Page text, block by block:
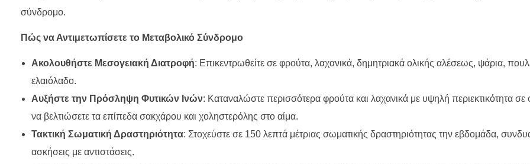
σύνδρομο.
Πώς να Αντιμετωπίσετε το Μεταβολικό Σύνδρομο
Ακολουθήστε Μεσογειακή Διατροφή: Επικεντρωθείτε σε φρούτα, λαχανικά, δημητριακά ολικής αλέσεως, ψάρια,
ελαιόλαδο.
Αυξήστε την Πρόσληψη Φυτικών Ινών: Καταναλώστε περισσότερα φρούτα και λαχανικά με υψηλή περιεκτικότητα σε
να βελτιώσετε τα επίπεδα σακχάρου και χοληστερόλης στο αίμα.
Τακτική Σωματική Δραστηριότητα: Στοχεύστε σε 150 λεπτά μέτριας σωματικής δραστηριότητας την εβδομάδα,
ασκήσεις με αντιστάσεις.